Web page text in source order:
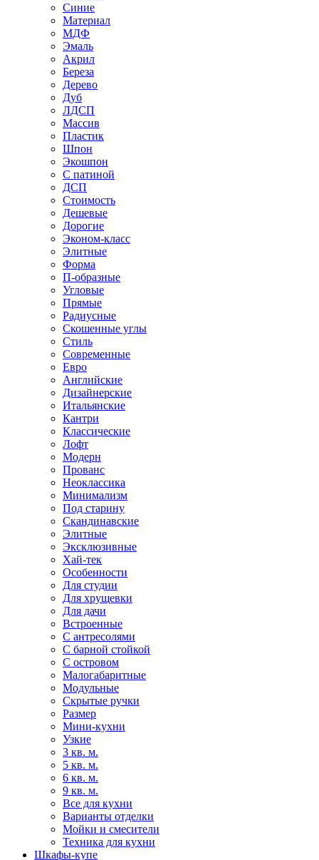
Синие
Материал
МДФ
Эмаль
Акрил
Береза
Дерево
Дуб
ЛДСП
Массив
Пластик
Шпон
Экошпон
С патиной
ДСП
Стоимость
Дешевые
Дорогие
Эконом-класс
Элитные
Форма
П-образные
Угловые
Прямые
Радиусные
Скошенные углы
Стиль
Современные
Евро
Английские
Дизайнерские
Итальянские
Кантри
Классические
Лофт
Модерн
Прованс
Неоклассика
Минимализм
Под старину
Скандинавские
Элитные
Эксклюзивные
Хай-тек
Особенности
Для студии
Для хрущевки
Для дачи
Встроенные
С антресолями
С барной стойкой
С островом
Малогабаритные
Модульные
Скрытые ручки
Размер
Мини-кухни
Узкие
3 кв. м.
5 кв. м.
6 кв. м.
9 кв. м.
Все для кухни
Варианты отделки
Мойки и смесители
Техника для кухни
Шкафы-купе